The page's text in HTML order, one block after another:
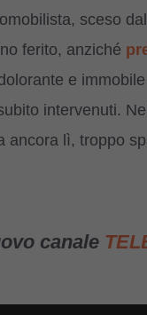
sceso
ferito, anziché
e
intervenuti.
ancora lì, troppo
canale